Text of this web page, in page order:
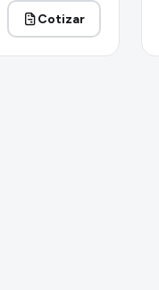
Cotizar